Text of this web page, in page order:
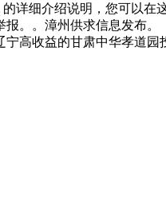
细介绍说明，您可以在
。。漳州供求信息发布。
收益的甘肃中华孝道